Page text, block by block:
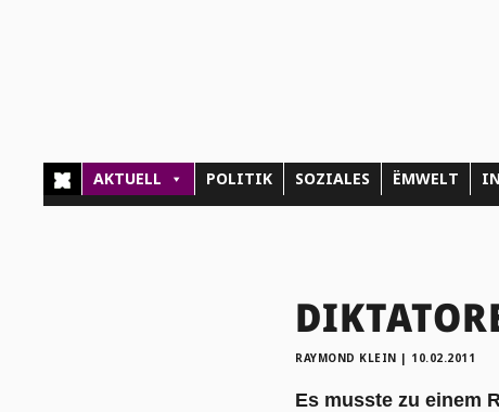
AKTUELL POLITIK SOZIALES ËMWELT
RAYMOND KLEIN | 10.02.2011
Es musste zu einem